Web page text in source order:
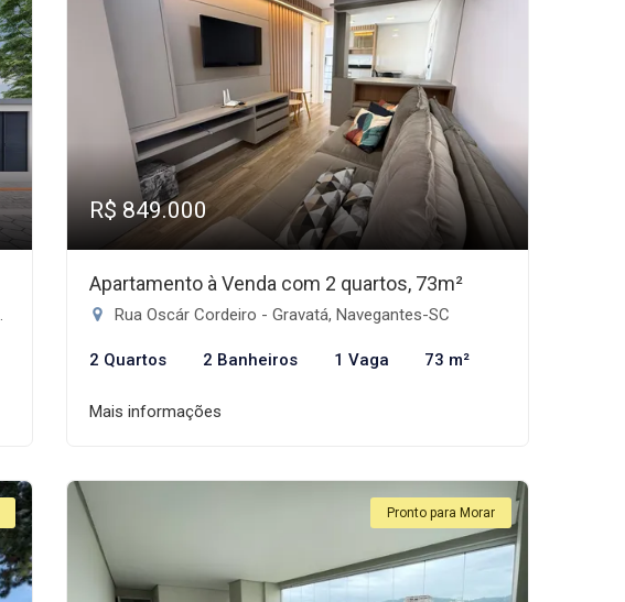
R$ 849.000
Apartamento à Venda com 2 quartos, 73m²
Rua Oscár Cordeiro - Gravatá, Navegantes-SC
2 Quartos 2 Banheiros 1 Vaga 73 m²
Mais informações
Pronto para Morar